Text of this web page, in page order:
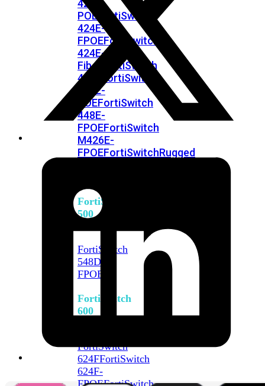
424E-
POE FortiSwitch
424E-
FPOEFortiSwitch
424E-
Fiber
FortiSwitch
448E
FortiSwitch
448E-
POEFortiSwitch
448E-
FPOEFortiSwitch
M426E-
FPOEFortiSwitchRugged
FortiSwitch
500
FortiSwitch
548D-
FPOE
FortiSwitch
600
FortiSwitch
624FFortiSwitch
624F-
FPOEFortiSwitch